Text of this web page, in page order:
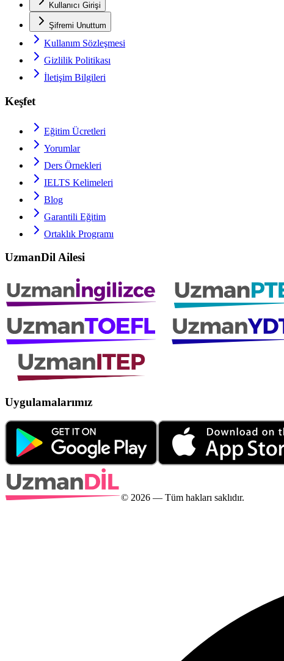
Kullanıcı Girişi
Şifremi Unuttum
Kullanım Sözleşmesi
Gizlilik Politikası
İletişim Bilgileri
Keşfet
Eğitim Ücretleri
Yorumlar
Ders Örnekleri
IELTS Kelimeleri
Blog
Garantili Eğitim
Ortaklık Programı
UzmanDil Ailesi
Uygulamalarımız
© 2026 — Tüm hakları saklıdır.